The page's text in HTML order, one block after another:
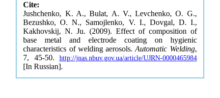
Cite:
Jushchenko, K. A., Bulat, A. V., Levchenko, O. G.,
Bezushko, O. N., Samojlenko, V. I., Dovgal, D. I.,
Kakhovskij, N. Ju. (2009). Effect of composition of
base metal and electrode coating on hygienic
characteristics of welding aerosols.Automatic Welding,
7, 45-50. http://jnas.nbuv.gov.ua/article/UJRN-0000465984
[In Russian].